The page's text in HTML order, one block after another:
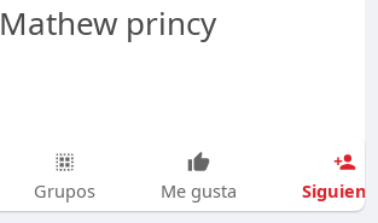
Mathew princy
Grupos Me gusta